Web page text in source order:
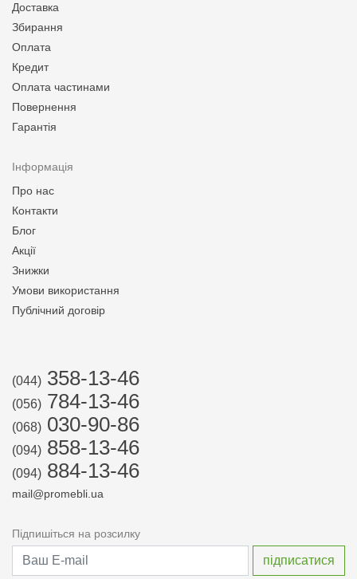
Доставка
Збирання
Оплата
Кредит
Оплата частинами
Повернення
Гарантія
Інформація
Про нас
Контакти
Блог
Акції
Знижки
Умови використання
Публічний договір
(044) 358-13-46
(056) 784-13-46
(068) 030-90-86
(094) 858-13-46
(094) 884-13-46
mail@promebli.ua
Підпишіться на розсилку